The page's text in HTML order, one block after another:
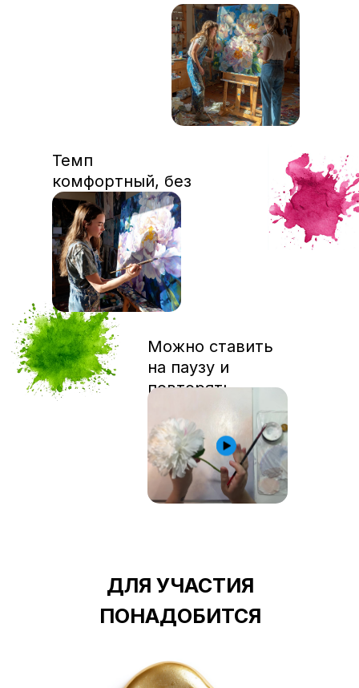
Можно ставить
на паузу и
повторять
Темп
комфортный, без
спешки
ДЛЯ УЧАСТИЯ
ПОНАДОБИТСЯ